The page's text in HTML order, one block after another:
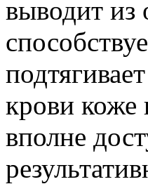
выводит из
крови
вполне